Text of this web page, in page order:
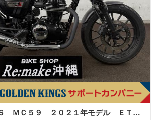
ホンダ ＧＢ３５０Ｓ ＭＣ５９ ２０２１年モデル ＥＴＣ２．０車載器 プコブルー